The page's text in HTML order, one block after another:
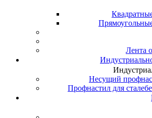
Лента
Несущий
Профнастил для